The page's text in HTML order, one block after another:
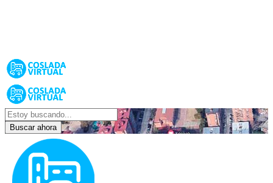
Buscar ahora